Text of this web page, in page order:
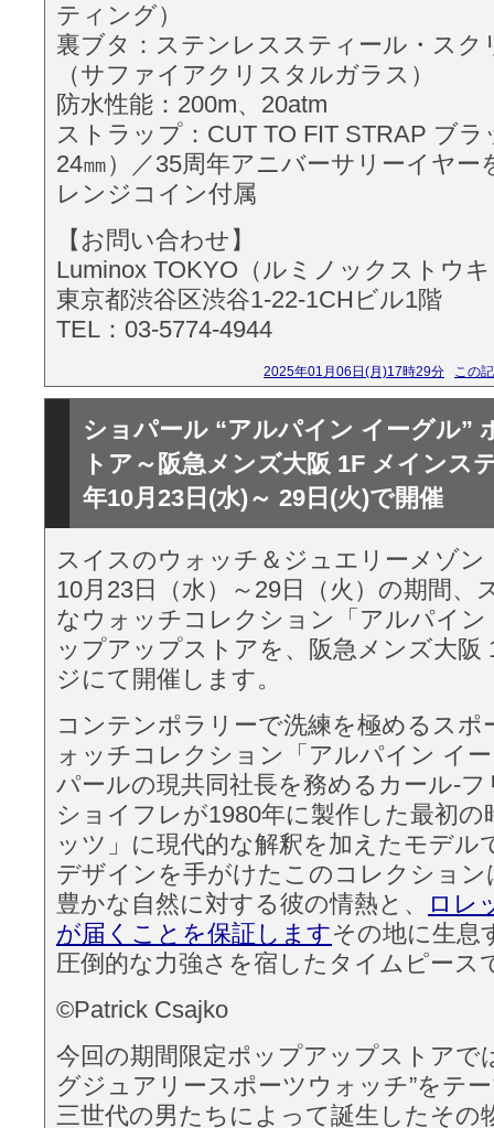
ティング）
裏ブタ：ステンレススティール・スク
（サファイアクリスタルガラス）
防水性能：200m、20atm
ストラップ：CUT TO FIT STRAP ブ
24㎜）／35周年アニバーサリーイヤー
レンジコイン付属
【お問い合わせ】
Luminox TOKYO（ルミノックストウ
東京都渋谷区渋谷1-22-1CHビル1階
TEL：03-5774-4944
2025年01月06日(月)17時29分 この
ショパール “アルパイン イーグル”
トア～阪急メンズ大阪 1F メインス
年10月23日(水)～ 29日(火)で開催
スイスのウォッチ＆ジュエリーメゾン
10月23日（水）～29日（火）の期間、
なウォッチコレクション「アルパイ
ップアップストアを、阪急メンズ大阪
ジにて開催します。
コンテンポラリーで洗練を極めるスポ
ォッチコレクション「アルパイン イ
パールの現共同社長を務めるカール‐
ショイフレが1980年に製作した最初の
ッツ」に現代的な解釈を加えたモデル
デザインを手がけたこのコレクショ
豊かな自然に対する彼の情熱と、
ロレ
が届くことを保証しますその地に生息
圧倒的な力強さを宿したタイムピース
©Patrick Csajko
今回の期間限定ポップアップストアで
グジュアリースポーツウォッチ”をテ
三世代の男たちによって誕生したその